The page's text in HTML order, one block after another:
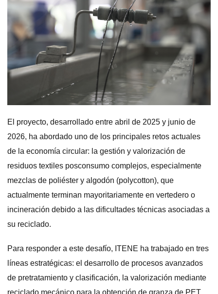
El proyecto, desarrollado entre abril de 2025 y junio de
2026, ha abordado uno de los principales retos actuales
de la economía circular: la gestión y valorización de
residuos textiles posconsumo complejos, especialmente
mezclas de poliéster y algodón (polycotton), que
actualmente terminan mayoritariamente en vertedero o
incineración debido a las dificultades técnicas asociadas a
su reciclado.
Para responder a este desafío, ITENE ha trabajado en tres
líneas estratégicas: el desarrollo de procesos avanzados
de pretratamiento y clasificación, la valorización mediante
reciclado mecánico para la obtención de granza de PET